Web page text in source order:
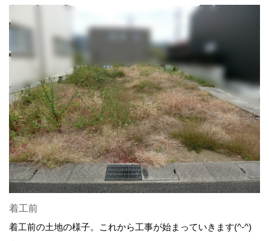
着工前
着工前の土地の様子。これから工事が始まっていきます(^-^)